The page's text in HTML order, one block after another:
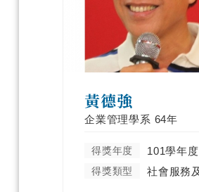
黃德強
企業管理學系 64年
得獎年度 101學年度
得獎類型